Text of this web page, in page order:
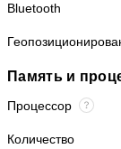
Bluetooth
Память и
Процессор
Количество